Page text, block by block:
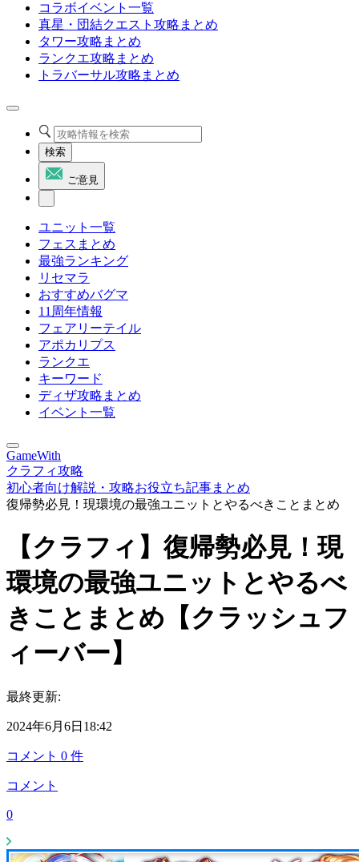
コラボイベント一覧
真星・団結クエスト攻略まとめ
タワー攻略まとめ
ランクエ攻略まとめ
トラバーサル攻略まとめ
検索
ご意見
ユニット一覧
フェスまとめ
最強ランキング
リセマラ
おすすめバグマ
11周年情報
フェアリーテイル
アポカリプス
ランクエ
キーワード
ディザ攻略まとめ
イベント一覧
GameWith
クラフィ攻略
初心者向け解説・攻略お役立ち記事まとめ
復帰勢必見！現環境の最強ユニットとやるべきことまとめ
【クラフィ】復帰勢必見！現
環境の最強ユニットとやるべ
きことまとめ【クラッシュフ
ィーバー】
最終更新:
2024年6月6日18:42
コメント 0 件
コメント
0